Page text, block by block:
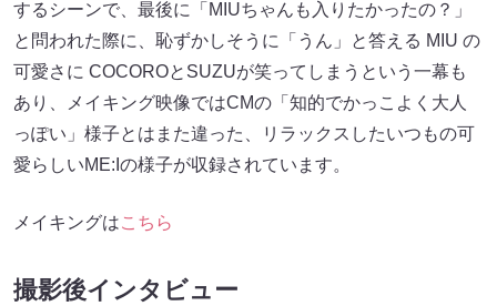
するシーンで、最後に「MIUちゃんも入りたかったの？」
と問われた際に、恥ずかしそうに「うん」と答える MIU の
可愛さに COCOROとSUZUが笑ってしまうという一幕も
あり、メイキング映像ではCMの「知的でかっこよく大人
っぽい」様子とはまた違った、リラックスしたいつもの可
愛らしいME:Iの様子が収録されています。
メイキングはこちら
撮影後インタビュー